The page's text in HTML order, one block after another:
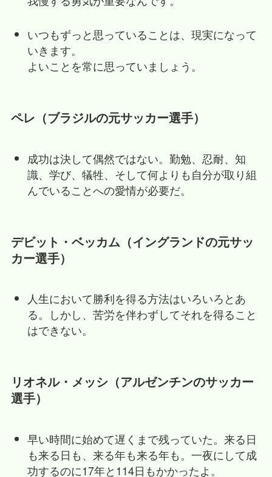
いつもずっと思っていることは、現実になって
いきます。
よいことを常に思っていましょう。
ペレ（ブラジルの元サッカー選手）
成功は決して偶然ではない。勤勉、忍耐、知
識、学び、犠牲、そして何よりも自分が取り組
んでいることへの愛情が必要だ。
デビット・ベッカム（イングランドの元サッ
カー選手）
人生において勝利を得る方法はいろいろとあ
る。しかし、苦労を伴わずしてそれを得ること
はできない。
リオネル・メッシ（アルゼンチンのサッカー
選手）
早い時間に始めて遅くまで残っていた。来る日
も来る日も、来る年も来る年も。一夜にして成
功するのに17年と114日もかかったよ。